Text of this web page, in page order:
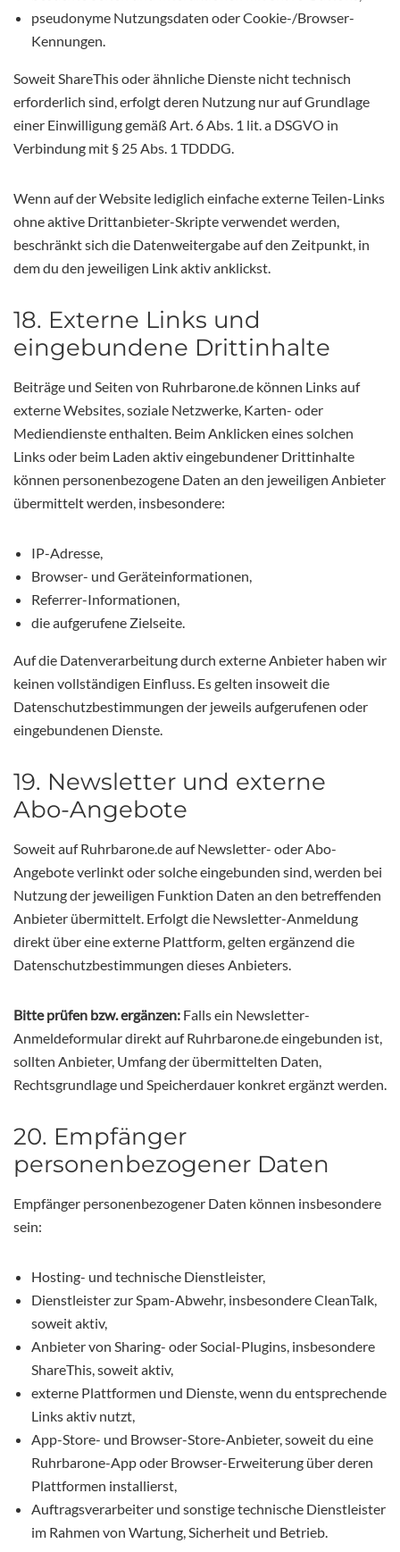
pseudonyme Nutzungsdaten oder Cookie-/Browser-
Kennungen.
Soweit ShareThis oder ähnliche Dienste nicht technisch
erforderlich sind, erfolgt deren Nutzung nur auf Grundlage
einer Einwilligung gemäß Art. 6 Abs. 1 lit. a DSGVO in
Verbindung mit § 25 Abs. 1 TDDDG.
Wenn auf der Website lediglich einfache externe Teilen-Links
ohne aktive Drittanbieter-Skripte verwendet werden,
beschränkt sich die Datenweitergabe auf den Zeitpunkt, in
dem du den jeweiligen Link aktiv anklickst.
18. Externe Links und
eingebundene Drittinhalte
Beiträge und Seiten von Ruhrbarone.de können Links auf
externe Websites, soziale Netzwerke, Karten- oder
Mediendienste enthalten. Beim Anklicken eines solchen
Links oder beim Laden aktiv eingebundener Drittinhalte
können personenbezogene Daten an den jeweiligen Anbieter
übermittelt werden, insbesondere:
IP-Adresse,
Browser- und Geräteinformationen,
Referrer-Informationen,
die aufgerufene Zielseite.
Auf die Datenverarbeitung durch externe Anbieter haben wir
keinen vollständigen Einfluss. Es gelten insoweit die
Datenschutzbestimmungen der jeweils aufgerufenen oder
eingebundenen Dienste.
19. Newsletter und externe
Abo-Angebote
Soweit auf Ruhrbarone.de auf Newsletter- oder Abo-
Angebote verlinkt oder solche eingebunden sind, werden bei
Nutzung der jeweiligen Funktion Daten an den betreffenden
Anbieter übermittelt. Erfolgt die Newsletter-Anmeldung
direkt über eine externe Plattform, gelten ergänzend die
Datenschutzbestimmungen dieses Anbieters.
Bitte prüfen bzw. ergänzen: Falls ein Newsletter-
Anmeldeformular direkt auf Ruhrbarone.de eingebunden ist,
sollten Anbieter, Umfang der übermittelten Daten,
Rechtsgrundlage und Speicherdauer konkret ergänzt werden.
20. Empfänger
personenbezogener Daten
Empfänger personenbezogener Daten können insbesondere
sein:
Hosting- und technische Dienstleister,
Dienstleister zur Spam-Abwehr, insbesondere CleanTalk,
soweit aktiv,
Anbieter von Sharing- oder Social-Plugins, insbesondere
ShareThis, soweit aktiv,
externe Plattformen und Dienste, wenn du entsprechende
Links aktiv nutzt,
App-Store- und Browser-Store-Anbieter, soweit du eine
Ruhrbarone-App oder Browser-Erweiterung über deren
Plattformen installierst,
Auftragsverarbeiter und sonstige technische Dienstleister
im Rahmen von Wartung, Sicherheit und Betrieb.